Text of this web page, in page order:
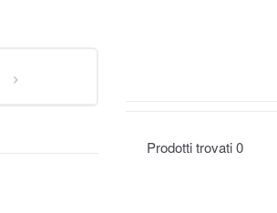
Prodotti trovati0